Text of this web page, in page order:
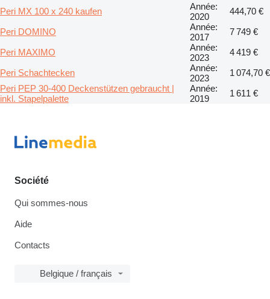
Peri MX 100 x 240 kaufen
Année:
2020
444,70 €
Peri DOMINO
Année:
2017
7 749 €
Peri MAXIMO
Année:
2023
4 419 €
Peri Schachtecken
Année:
2023
1 074,70 €
Peri PEP 30-400 Deckenstützen gebraucht |
inkl. Stapelpalette
Année:
2019
1 611 €
Société
Qui sommes-nous
Aide
Contacts
Belgique / français